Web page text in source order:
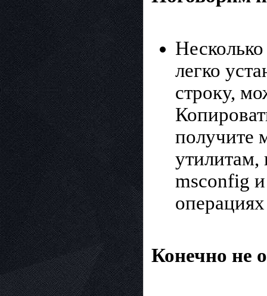
легко
строку,
получите
утилитам,
msconfig
операциях
Конечно не